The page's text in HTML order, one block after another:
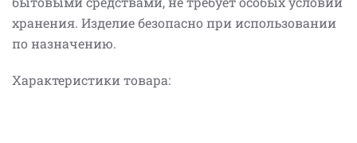
хранения. Изделие безопасно при использовании
по назначению.
Характеристики товара: